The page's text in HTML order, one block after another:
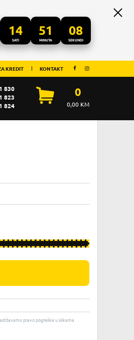
14
SATI
51
MINUTA
07
SEKUNDI
KREDIT KONTAKT
830
823
824
0
0,00KM
pravo pogreške u slikama